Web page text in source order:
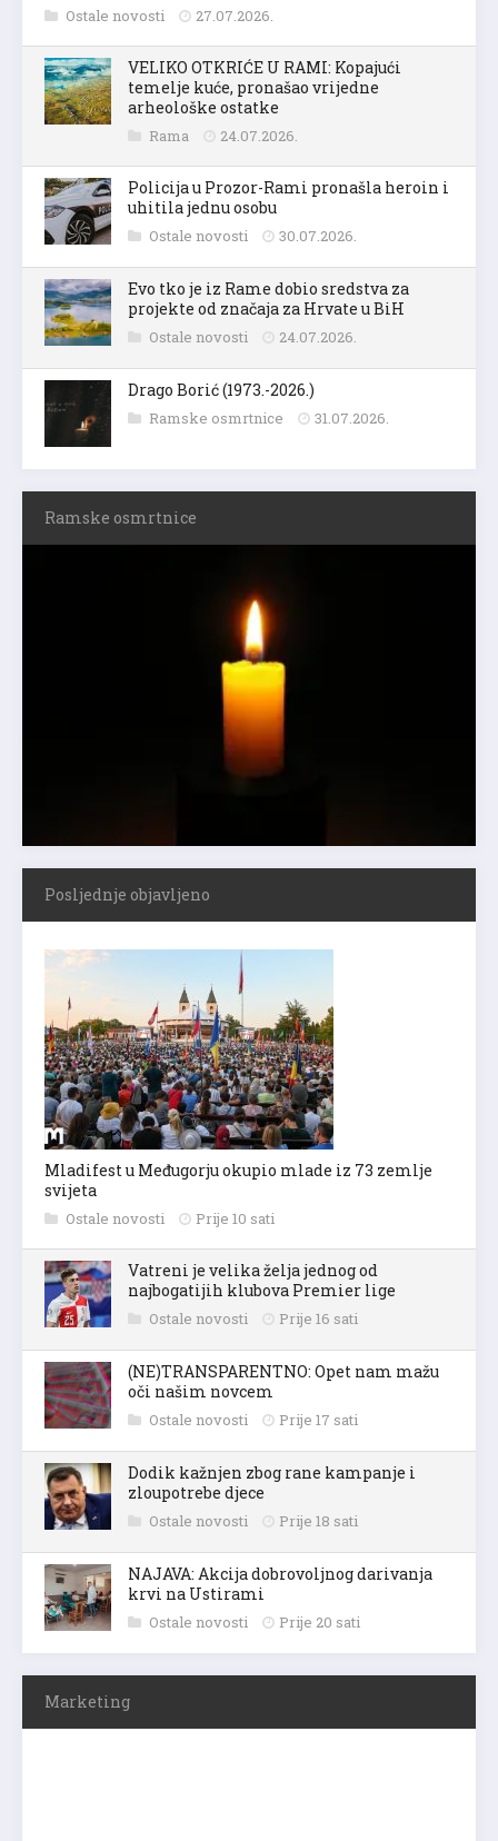
Ostale novosti 27.07.2026.
VELIKO OTKRIĆE U RAMI: Kopajući
temelje kuće, pronašao vrijedne
arheološke ostatke
Rama 24.07.2026.
Policija u Prozor-Rami pronašla heroin i
uhitila jednu osobu
Ostale novosti 30.07.2026.
Evo tko je iz Rame dobio sredstva za
projekte od značaja za Hrvate u BiH
Ostale novosti 24.07.2026.
Drago Borić (1973.-2026.)
Ramske osmrtnice 31.07.2026.
Ramske osmrtnice
Posljednje objavljeno
Mladifest u Međugorju okupio mlade iz 73 zemlje
svijeta
Ostale novosti Prije 10 sati
Vatreni je velika želja jednog od
najbogatijih klubova Premier lige
Ostale novosti Prije 16 sati
(NE)TRANSPARENTNO: Opet nam mažu
oči našim novcem
Ostale novosti Prije 17 sati
Dodik kažnjen zbog rane kampanje i
zloupotrebe djece
Ostale novosti Prije 18 sati
NAJAVA: Akcija dobrovoljnog darivanja
krvi na Ustirami
Ostale novosti Prije 20 sati
Marketing